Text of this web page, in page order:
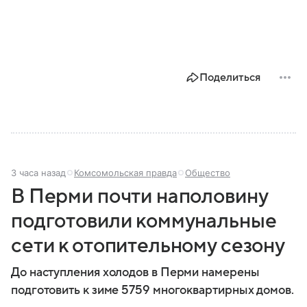
Поделиться
3 часа назад Комсомольская правда Общество
В Перми почти наполовину
подготовили коммунальные
сети к отопительному сезону
До наступления холодов в Перми намерены
подготовить к зиме 5759 многоквартирных домов.